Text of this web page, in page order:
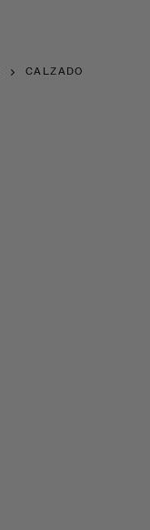
CALZADO